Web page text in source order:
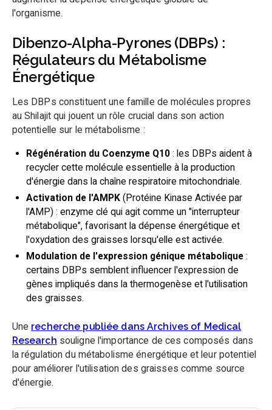
l'organisme.
Dibenzo-Alpha-Pyrones (DBPs) :
Régulateurs du Métabolisme
Énergétique
Les DBPs constituent une famille de molécules propres
au Shilajit qui jouent un rôle crucial dans son action
potentielle sur le métabolisme :
Régénération du Coenzyme Q10 : les DBPs aident à
recycler cette molécule essentielle à la production
d'énergie dans la chaîne respiratoire mitochondriale.
Activation de l'AMPK (Protéine Kinase Activée par
l'AMP) : enzyme clé qui agit comme un "interrupteur
métabolique", favorisant la dépense énergétique et
l'oxydation des graisses lorsqu'elle est activée.
Modulation de l'expression génique métabolique :
certains DBPs semblent influencer l'expression de
gènes impliqués dans la thermogenèse et l'utilisation
des graisses.
Une recherche publiée dans Archives of Medical
Research souligne l'importance de ces composés dans
la régulation du métabolisme énergétique et leur potentiel
pour améliorer l'utilisation des graisses comme source
d'énergie.